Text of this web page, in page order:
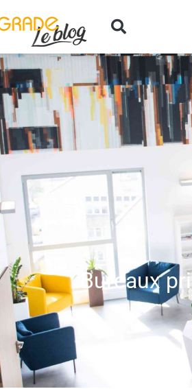
Bureaux